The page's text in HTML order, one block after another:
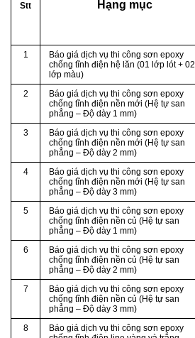
Stt Hạng mục
1
Báo giá dịch vụ thi công sơn epoxy
chống tĩnh điện hệ lăn (01 lớp lót + 02
lớp màu)
2
Báo giá dịch vụ thi công sơn epoxy
chống tĩnh điện nền mới (Hệ tự san
phẳng – Độ dày 1 mm)
3
Báo giá dịch vụ thi công sơn epoxy
chống tĩnh điện nền mới (Hệ tự san
phẳng – Độ dày 2 mm)
4
Báo giá dịch vụ thi công sơn epoxy
chống tĩnh điện nền mới (Hệ tự san
phẳng – Độ dày 3 mm)
5
Báo giá dịch vụ thi công sơn epoxy
chống tĩnh điện nền củ (Hệ tự san
phẳng – Độ dày 1 mm)
6
Báo giá dịch vụ thi công sơn epoxy
chống tĩnh điện nền củ (Hệ tự san
phẳng – Độ dày 2 mm)
7
Báo giá dịch vụ thi công sơn epoxy
chống tĩnh điện nền củ (Hệ tự san
phẳng – Độ dày 3 mm)
8
Báo giá dịch vụ thi công sơn epoxy